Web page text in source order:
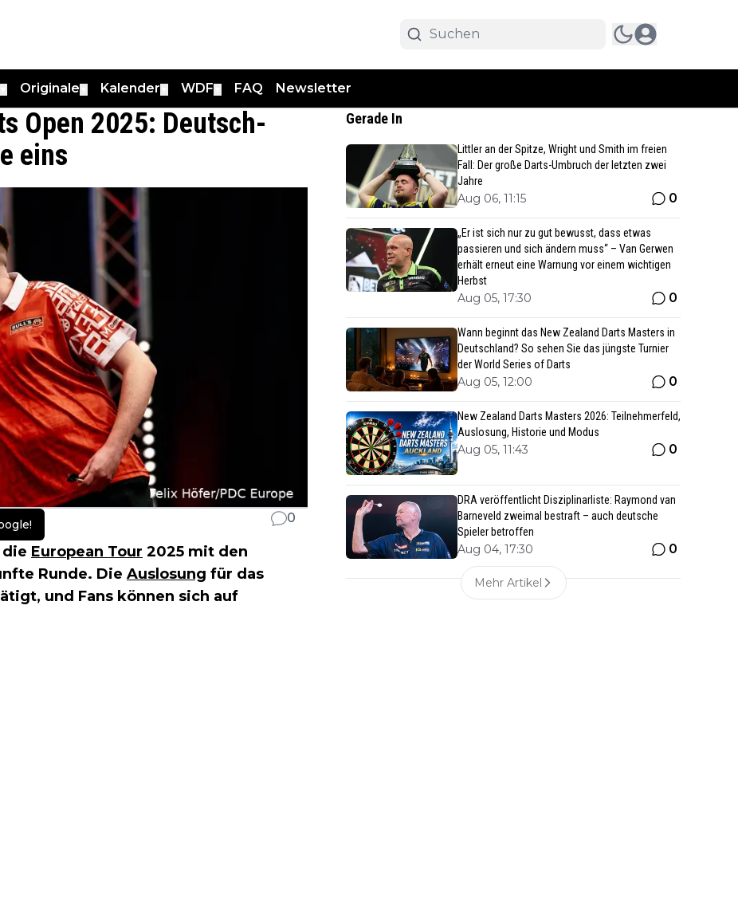
Originale Kalender WDF FAQ Newsletter
Open 2025: Deutsch-
eins
0
European Tour 2025 mit den
Runde. Die Auslosung für das
und Fans können sich auf
Gerade In
Littler an der Spitze, Wright und Smith im freien
Fall: Der große Darts-Umbruch der letzten zwei
Jahre
Aug 06, 11:15 0
„Er ist sich nur zu gut bewusst, dass etwas
passieren und sich ändern muss“ – Van Gerwen
erhält erneut eine Warnung vor einem wichtigen
Herbst
Aug 05, 17:30 0
Wann beginnt das New Zealand Darts Masters in
Deutschland? So sehen Sie das jüngste Turnier
der World Series of Darts
Aug 05, 12:00 0
New Zealand Darts Masters 2026: Teilnehmerfeld,
Auslosung, Historie und Modus
Aug 05, 11:43 0
DRA veröffentlicht Disziplinarliste: Raymond van
Barneveld zweimal bestraft – auch deutsche
Spieler betroffen
Aug 04, 17:30 0
Mehr Artikel